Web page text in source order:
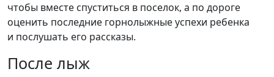
чтобы вместе спуститься в поселок, а по дороге
оценить последние горнолыжные успехи ребенка
и послушать его рассказы.
После лыж